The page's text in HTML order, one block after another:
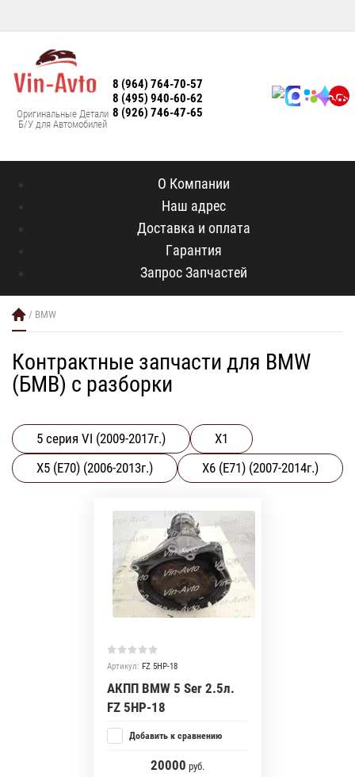
Оригинальные Детали
Б/У для Автомобилей
8 (964) 764-70-57
8 (495) 940-60-62
8 (926) 746-47-65
О Компании
Наш адрес
Доставка и оплата
Гарантия
Запрос Запчастей
/ BMW
Контрактные запчасти для BMW
(БМВ) с разборки
5 серия VI (2009-2017г.)
X1
X5 (E70) (2006-2013г.)
X6 (E71) (2007-2014г.)
Артикул: FZ 5HP-18
АКПП BMW 5 Ser 2.5л.
FZ 5HP-18
Добавить к сравнению
20000 руб.